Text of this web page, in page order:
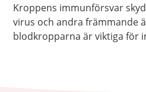
Kroppens immunförsvar
virus och andra främmande
blodkropparna är viktiga för